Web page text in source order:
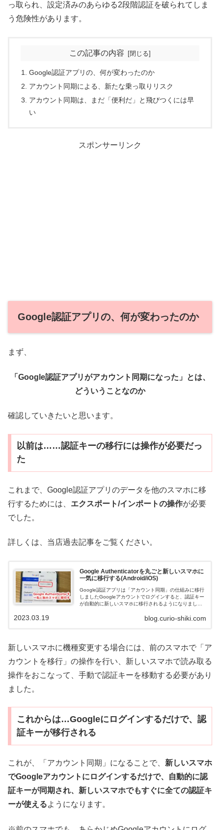
っ取られ、設定済みのあらゆる2段階認証を破られてしま
う危険性があります。
この記事の内容
Google認証アプリの、何が変わったのか
アカウント同期による、新たな乗っ取りリスク
アカウント同期は、まだ「便利だ」と飛びつくには早
い
スポンサーリンク
Google認証アプリの、何が変わったのか
まず、
「Google認証アプリがアカウント同期になった」とは、
どういうことなのか
確認していきたいと思います。
以前は……認証キーの移行には操作が必要だっ
た
これまで、Google認証アプリのデータを他のスマホに移
行するためには、 エクスポート/インポートの操作が必要
でした。
詳しくは、当店過去記事をご覧ください。
Google Authenticatorを丸ごと新しいスマホに
一気に移行する(Android/iOS)
Google認証アプリは「アカウント同期」の仕組みに移行
しましたGoogleアカウントでログインすると、認証キー
が自動的に新しいスマホに移行されるようになりまし
リティ上の懸念も表明されていま...blog.curio-shiki.com
2023.03.19
新しいスマホに機種変更する場合には、前のスマホで「ア
カウントを移行」の操作を行い、新しいスマホで読み取る
操作をおこなって、手動で認証キーを移動する必要があり
ました。
これからは…Googleにログインするだけで、認
証キーが移行される
これが、「アカウント同期」になることで、 新しいスマホ
でGoogleアカウントにログインするだけで、自動的に認
証キーが同期され、新しいスマホでもすぐに全ての認証キ
ーが使えるようになります。